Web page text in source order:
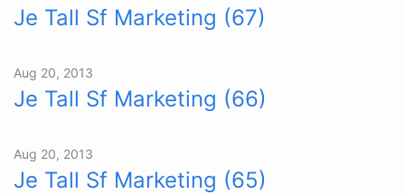
Je Tall Sf Marketing (67)
Aug 20, 2013
Je Tall Sf Marketing (66)
Aug 20, 2013
Je Tall Sf Marketing (65)